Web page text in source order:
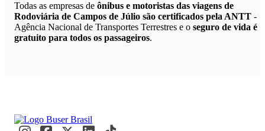
Todas as empresas de ônibus e motoristas das viagens de
Rodoviária de Campos de Júlio são certificados pela ANTT -
Agência Nacional de Transportes Terrestres e o seguro de vida é
gratuito para todos os passageiros.